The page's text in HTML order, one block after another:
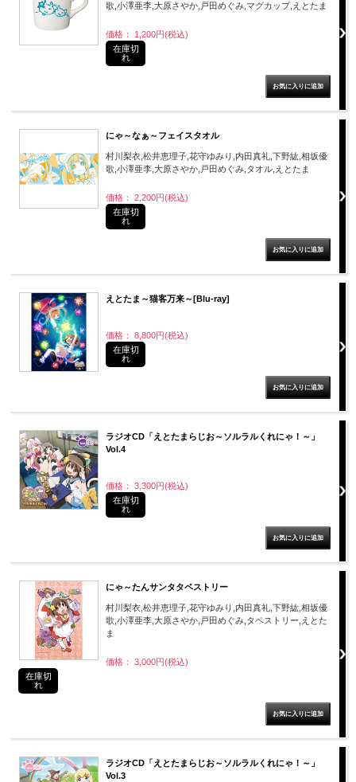
歌,小澤亜李,大原さやか,戸田めぐみ,マグカップ,えとたま
価格： 1,200円(税込)
在庫切
れ
にゃ～なぁ～フェイスタオル
村川梨衣,松井恵理子,花守ゆみり,内田真礼,下野紘,相坂優
歌,小澤亜李,大原さやか,戸田めぐみ,タオル,えとたま
価格： 2,200円(税込)
在庫切
れ
えとたま～猫客万来～[Blu-ray]
価格： 8,800円(税込)
在庫切
れ
ラジオCD「えとたまらじお～ソルラルくれにゃ！～」
Vol.4
価格： 3,300円(税込)
在庫切
れ
にゃ～たんサンタタペストリー
村川梨衣,松井恵理子,花守ゆみり,内田真礼,下野紘,相坂優
歌,小澤亜李,大原さやか,戸田めぐみ,タペストリー,えとた
ま
価格： 3,000円(税込)
在庫切
れ
ラジオCD「えとたまらじお～ソルラルくれにゃ！～」
Vol.3